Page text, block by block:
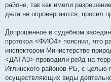
районе, так как имели
дела не опровергаются, просил
Допрошенное в судебном
протокол <ФИО4> пояснил, что
инспектором Министерстве
<ДАТА3> проводили рейд на
Иглинского районов РБ, с целью
осуществляющих виды